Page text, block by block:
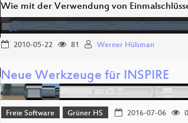
Wie mit der Verwendung von
2010-05-22 81 Werner Hülsman
Neue Werkzeuge für INSPIRE
Freie Software Grüner HS 2016-07-06 0